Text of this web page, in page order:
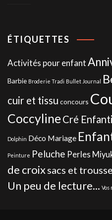
ÉTIQUETTES
Activités pour enfant
Barbie Broderie Tradi Bullet Journal
cuir et tissu concours
CoccylineCré
Dolphin Déco Mariage
Peinture Peluche Perles
de croixsacs et
Un peu de lecture... Vos